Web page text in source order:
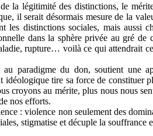
la légitimité des distinctions, le
il serait désormais mesure de la
les distinctions sociales, mais aussi
dans la sphère privée au gré de
rupture… voilà ce qui attendrait
paradigme du don, soutient une
idéologique tire sa force de constituer
croyons au mérite, plus nous nous
nos efforts.
: violence non seulement des
stigmatise et décuple la souffrance